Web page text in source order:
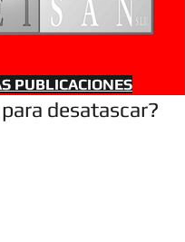
PUBLICACIONES
desatascar?